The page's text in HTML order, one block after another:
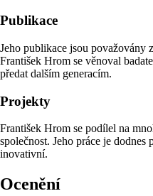
Publikace
Jeho publikace jsou považovány
František Hrom se věnoval
předat dalším generacím.
Projekty
František Hrom se podílel na
společnost. Jeho práce je dodnes
inovativní.
Ocenění